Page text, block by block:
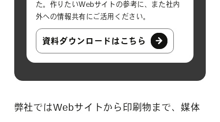
た。作りたいWebサイトの参考に、また社内
外への情報共有にご活用ください。
資料ダウンロードはこちら
弊社ではWebサイトから印刷物まで、媒体